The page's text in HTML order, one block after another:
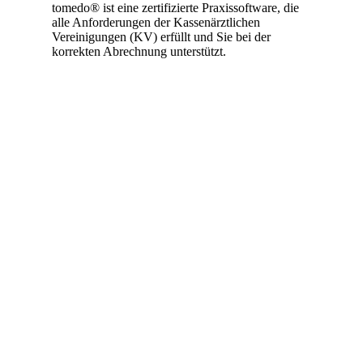
tomedo® ist eine zertifizierte Praxissoftware, die
alle Anforderungen der Kassenärztlichen
Vereinigungen (KV) erfüllt und Sie bei der
korrekten Abrechnung unterstützt.